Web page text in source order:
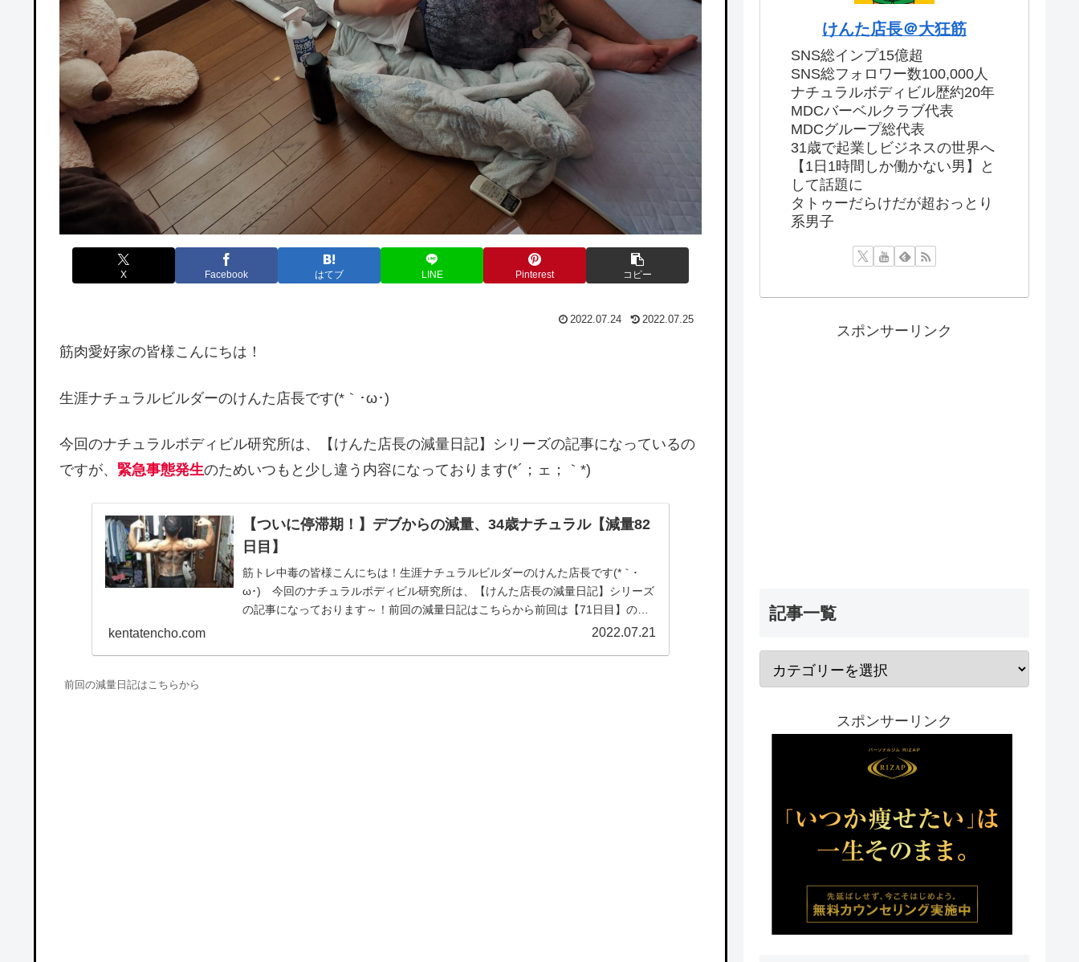
X Facebook はてブ LINE Pinterest コピー
2022.07.24 2022.07.25
筋肉愛好家の皆様こんにちは！
生涯ナチュラルビルダーのけんた店長です(*｀･ω･)ゞ
今回のナチュラルボディビル研究所は、【けんた店長の減量日記】シリーズの記事になっているの
ですが、 緊急事態発生のためいつもと少し違う内容になっております(*´；ェ；｀*)
【ついに停滞期！】デブからの減量、34歳ナチュラル【減量82
日目】
筋トレ中毒の皆様こんにちは！生涯ナチュラルビルダーのけんた店長です(*｀･
ω･)ゞ今回のナチュラルボディビル研究所は、【けんた店長の減量日記】シリーズ
の記事になっております～！前回の減量日記はこちらから前回は【71日目】の減
kentatencho.com 2022.07.21
前回の減量日記はこちらから
けんた店長＠大狂筋
SNS総インプ15億超
SNS総フォロワー数100,000人
ナチュラルボディビル歴約20年
MDCバーベルクラブ代表
MDCグループ総代表
31歳で起業しビジネスの世界へ
【1日1時間しか働かない男】と
して話題に
タトゥーだらけだが超おっとり
系男子
スポンサーリンク
記事一覧
スポンサーリンク